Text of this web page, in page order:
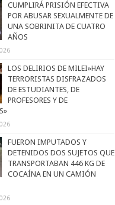
CUMPLIRÁ PRISIÓN EFECTIVA
POR ABUSAR SEXUALMENTE DE
UNA SOBRINITA DE CUATRO
AÑOS
LOS DELIRIOS DE MILEI»HAY
TERRORISTAS DISFRAZADOS
DE ESTUDIANTES, DE
PROFESORES Y DE
FUERON IMPUTADOS Y
DETENIDOS DOS SUJETOS QUE
TRANSPORTABAN 446 KG DE
COCAÍNA EN UN CAMIÓN